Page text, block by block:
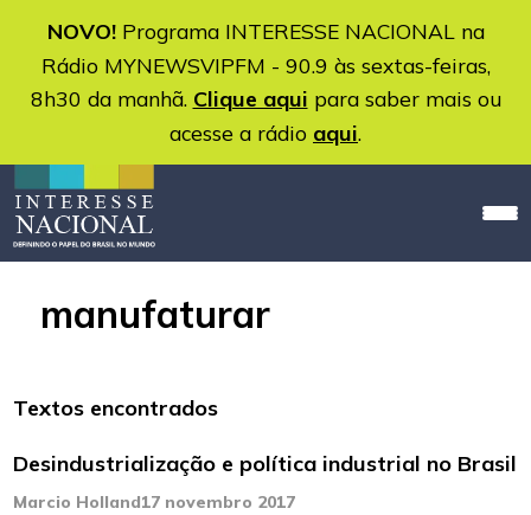
NOVO!Programa INTERESSE NACIONAL na
Rádio MYNEWSVIPFM - 90.9 às sextas-feiras,
8h30 da manhã. Clique aqui para saber mais ou
acesse a rádio aqui.
manufaturar
Textos encontrados
Desindustrialização e política industrial no Brasil
Marcio Holland17 novembro 2017